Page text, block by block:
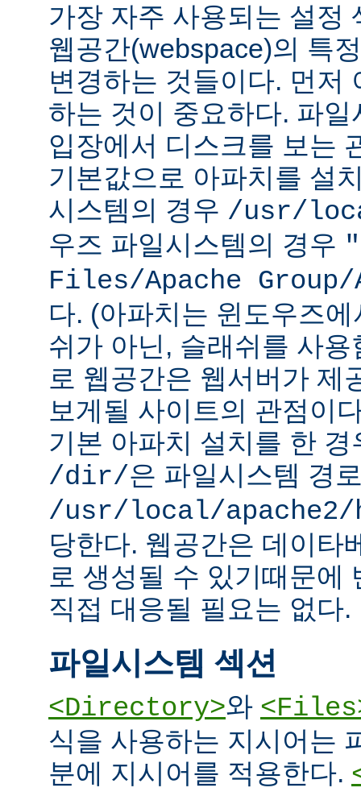
가장 자주 사용되는 설정
웹공간(webspace)의 특
변경하는 것들이다. 먼저
하는 것이 중요하다. 파
입장에서 디스크를 보는
기본값으로 아파치를 설
시스템의 경우 /usr/
우즈 파일시스템의 경우
Files/Apache Group/
다. (아파치는 윈도우즈
쉬가 아닌, 슬래쉬를 사
로 웹공간은 웹서버가 제
보게될 사이트의 관점이
기본 아파치 설치를 한
/dir/은 파일시스템 경
/usr/local/
당한다. 웹공간은 데이타
로 생성될 수 있기때문에
직접 대응될 필요는 없다.
파일시스템 섹션
<Directory>와
식을 사용하는 지시어는
분에 지시어를 적용한다.